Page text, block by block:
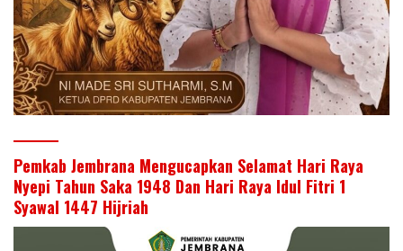
Pemkab Jembrana Mengucapkan Selamat Hari Raya
Nyepi Tahun Saka 1948 Dan Hari Raya Idul Fitri 1
Syawal 1447 Hijriah